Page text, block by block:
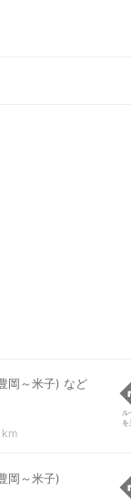
岡～米子) など
km
ル
を
岡～米子)